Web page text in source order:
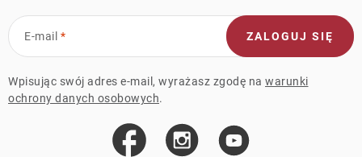
E-mail
Wpisując swój adres e-mail, wyrażasz zgodę na warunki
ochrony danych osobowych.
ZALOGUJ SIĘ